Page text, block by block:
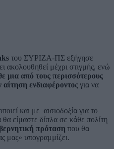
του ΣΥΡΙΖΑ-ΠΣ εξήγησε
ακολουθηθεί μέχρι στιγμής, ενώ
μια από τους περισσότερους
αίτηση ενδιαφέροντος για να
και με αισιοδοξία για το
είμαστε δίπλα σε κάθε πολίτη
πρόταση που θα
μας» υπογραμμίζει.